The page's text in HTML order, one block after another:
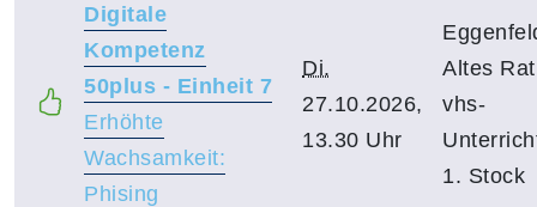
Digitale
Kompetenz
50plus - Einheit 7
Erhöhte
Wachsamkeit:
Phising
Di.
27.10.2026,
13.30 Uhr
Altes
vhs-
1. Stock